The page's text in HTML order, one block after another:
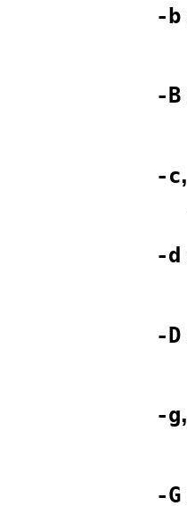
-b
-B
-c,
-d
-D
-g,
-G